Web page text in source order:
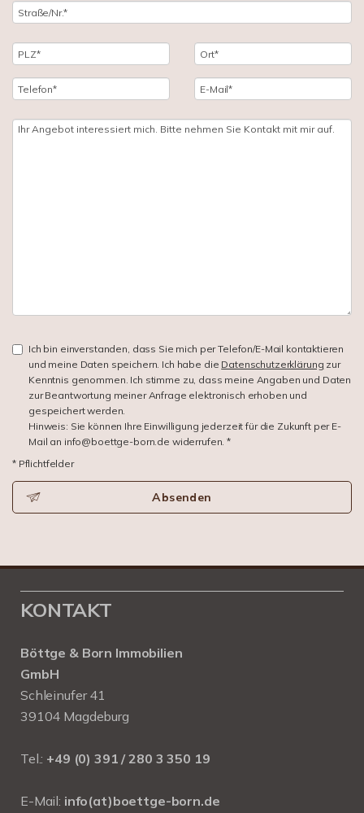
Ich bin einverstanden, dass Sie mich per Telefon/E-Mail kontaktieren
und meine Daten speichern. Ich habe die Datenschutzerklärung zur
Kenntnis genommen. Ich stimme zu, dass meine Angaben und Daten
zur Beantwortung meiner Anfrage elektronisch erhoben und
gespeichert werden.
Hinweis: Sie können Ihre Einwilligung jederzeit für die Zukunft per E-
Mail an info@boettge-born.de widerrufen. *
* Pflichtfelder
Absenden
KONTAKT
Böttge & Born Immobilien
GmbH
Schleinufer 41
39104 Magdeburg
Tel.: +49 (0) 391 / 280 3 350 19
E-Mail: info(at)boettge-born.de